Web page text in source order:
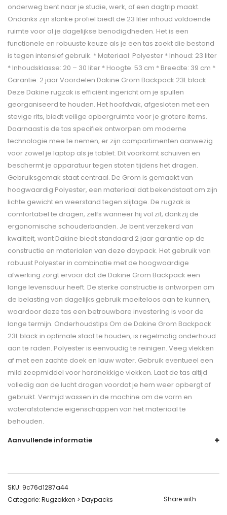
onderweg bent naar je studie, werk, of een dagtrip maakt.
Ondanks zijn slanke profiel biedt de 23 liter inhoud voldoende
ruimte voor al je dagelijkse benodigdheden. Het is een
functionele en robuuste keuze als je een tas zoekt die bestand
is tegen intensief gebruik. * Materiaal: Polyester * Inhoud: 23 liter
* Inhoudsklasse: 20 – 30 liter * Hoogte: 53 cm * Breedte: 39 cm *
Garantie: 2 jaar Voordelen Dakine Grom Backpack 23L black
Deze Dakine rugzak is efficiënt ingericht om je spullen
georganiseerd te houden. Het hoofdvak, afgesloten met een
stevige rits, biedt veilige opbergruimte voor je grotere items.
Daarnaast is de tas specifiek ontworpen om moderne
technologie mee te nemen; er zijn compartimenten aanwezig
voor zowel je laptop als je tablet. Dit voorkomt schuiven en
beschermt je apparatuur tegen stoten tijdens het dragen.
Gebruiksgemak staat centraal. De Grom is gemaakt van
hoogwaardig Polyester, een materiaal dat bekendstaat om zijn
lichte gewicht en weerstand tegen slijtage. De rugzak is
comfortabel te dragen, zelfs wanneer hij vol zit, dankzij de
ergonomische schouderbanden. Je bent verzekerd van
kwaliteit, want Dakine biedt standaard 2 jaar garantie op de
constructie en materialen van deze daypack. Het gebruik van
robuust Polyester in combinatie met de hoogwaardige
afwerking zorgt ervoor dat de Dakine Grom Backpack een
lange levensduur heeft. De sterke constructie is ontworpen om
de belasting van dagelijks gebruik moeiteloos aan te kunnen,
waardoor deze tas een betrouwbare investering is voor de
lange termijn. Onderhoudstips Om de Dakine Grom Backpack
23L black in optimale staat te houden, is regelmatig onderhoud
aan te raden. Polyester is eenvoudig te reinigen. Veeg vlekken
af met een zachte doek en lauw water. Gebruik eventueel een
mild zeepmiddel voor hardnekkige vlekken. Laat de tas altijd
volledig aan de lucht drogen voordat je hem weer opbergt of
gebruikt. Vermijd wassen in de machine om de vorm en
waterafstotende eigenschappen van het materiaal te
behouden.
Aanvullende informatie
SKU: 9c76d1287a44
Categorie: Rugzakken > Daypacks Share with